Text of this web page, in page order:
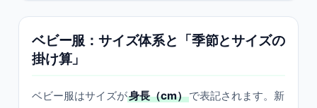
ベビー服：サイズ体系と「季節とサイズの
掛け算」
ベビー服はサイズが身長（cm）で表記されます。新